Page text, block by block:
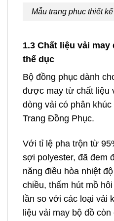
Mẫu trang phục thiết
1.3 Chất liệu vải
thể dục
Bộ đồng phục dành
được may từ chất liệu
dòng vải có phân
Trang Đồng Phục.
Với tỉ lệ pha trộn từ
sợi polyester, đã đem
năng điều hòa nhiệt
chiều, thấm hút mồ
lần so với các loại vải
liệu vải may bộ đồ